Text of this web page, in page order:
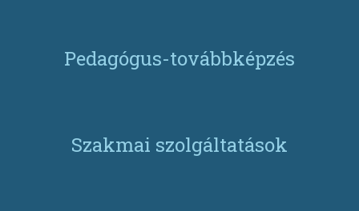
Pedagógus-továbbképzés
Szakmai szolgáltatások